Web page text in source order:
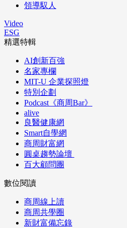
領導馭人
Video
ESG
精選特輯
AI創新百強
名家專欄
MIT-U 企業探照燈
特別企劃
Podcast《商周Bar》
alive
良醫健康網
Smart自學網
商周財富網
圓桌趨勢論壇
百大顧問團
數位閱讀
商周線上讀
商周共學圈
新財富備忘錄